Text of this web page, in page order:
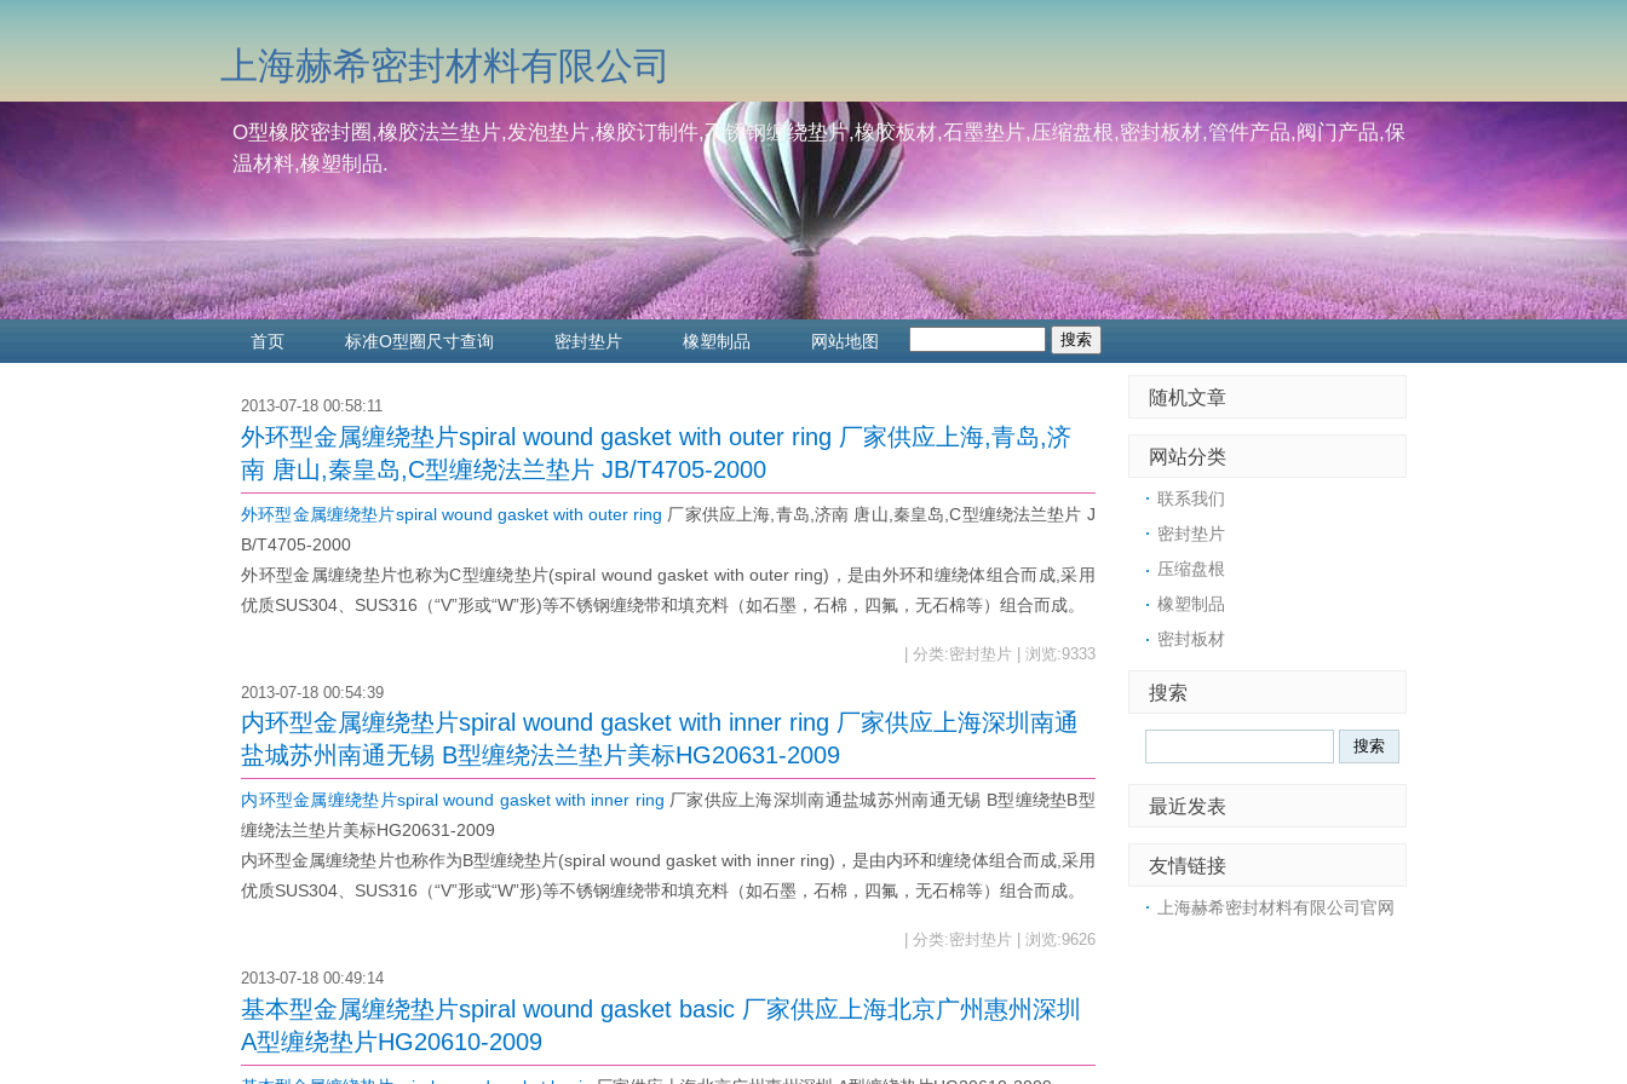
上海赫希密封材料有限公司
O型橡胶密封圈,橡胶法兰垫片,发泡垫片,橡胶订制件,不锈钢缠绕垫片,橡胶板材,石墨垫片,压缩盘根,密封板材,管件产品,阀门产品,保
温材料,橡塑制品.
首页 标准O型圈尺寸查询 密封垫片 橡塑制品 网站地图
2013-07-18 00:58:11
外环型金属缠绕垫片spiral wound gasket with outer ring 厂家供应上海,青岛,济
南 唐山,秦皇岛,C型缠绕法兰垫片 JB/T4705-2000
外环型金属缠绕垫片spiral wound gasket with outer ring 厂家供应上海,青岛,济南 唐山,秦皇岛,C型缠绕法兰垫片 J
B/T4705-2000
外环型金属缠绕垫片也称为C型缠绕垫片(spiral wound gasket with outer ring)，是由外环和缠绕体组合而成,采用
优质SUS304、SUS316（“V”形或“W”形)等不锈钢缠绕带和填充料（如石墨，石棉，四氟，无石棉等）组合而成。
| 分类:密封垫片 | 浏览:9333
2013-07-18 00:54:39
内环型金属缠绕垫片spiral wound gasket with inner ring 厂家供应上海深圳南通
盐城苏州南通无锡 B型缠绕法兰垫片美标HG20631-2009
内环型金属缠绕垫片spiral wound gasket with inner ring 厂家供应上海深圳南通盐城苏州南通无锡 B型缠绕垫B型
缠绕法兰垫片美标HG20631-2009
内环型金属缠绕垫片也称作为B型缠绕垫片(spiral wound gasket with inner ring)，是由内环和缠绕体组合而成,采用
优质SUS304、SUS316（“V”形或“W”形)等不锈钢缠绕带和填充料（如石墨，石棉，四氟，无石棉等）组合而成。
| 分类:密封垫片 | 浏览:9626
2013-07-18 00:49:14
基本型金属缠绕垫片spiral wound gasket basic 厂家供应上海北京广州惠州深圳
A型缠绕垫片HG20610-2009
随机文章
网站分类
联系我们
密封垫片
压缩盘根
橡塑制品
密封板材
搜索
最近发表
友情链接
上海赫希密封材料有限公司官网